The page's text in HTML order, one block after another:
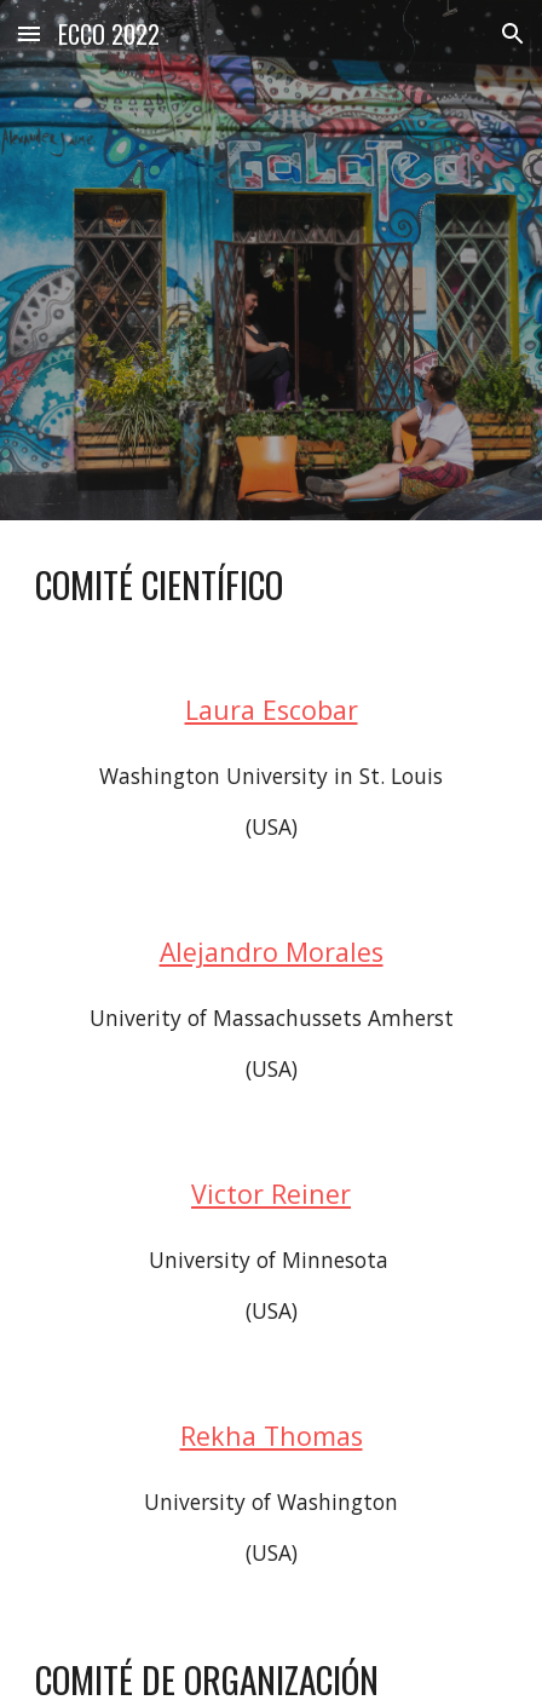
Skip to main content Skip to navigation
ECCO 2022
COMITÉ CIENTÍFICO
Laura Escobar
Washington University in St. Louis
(USA)
Alejandro Morales
Univerity of Massachussets Amherst
(USA)
Victor Reiner
University of Minnesota
(USA)
Rekha Thomas
University of Washington
(USA)
COMITÉ DE ORGANIZACIÓN